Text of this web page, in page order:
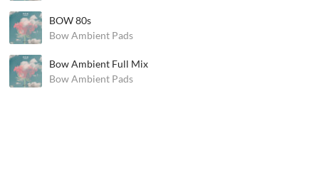
BOW 80s
Bow Ambient Pads
Bow Ambient Full Mix
Bow Ambient Pads